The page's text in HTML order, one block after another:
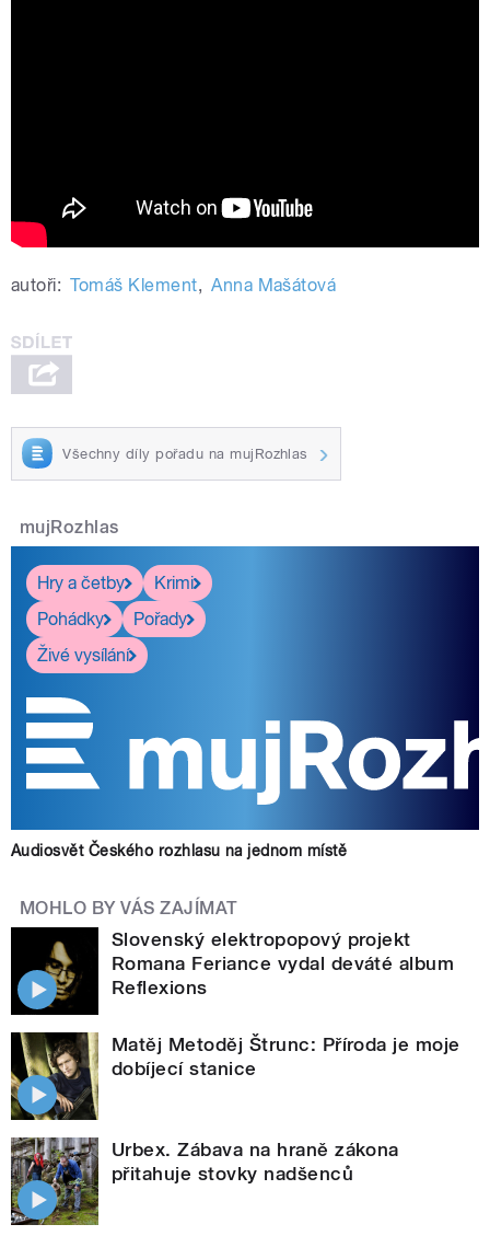
autoři: Tomáš Klement, Anna Mašátová
Všechny díly pořadu na mujRozhlas
mujRozhlas
Hry a četby
Krimi
Pohádky
Pořady
Živé vysílání
Audiosvět Českého rozhlasu na jednom místě
MOHLO BY VÁS ZAJÍMAT
Slovenský elektropopový projekt
Romana Feriance vydal deváté album
Reflexions
Matěj Metoděj Štrunc: Příroda je moje
dobíjecí stanice
Urbex. Zábava na hraně zákona
přitahuje stovky nadšenců